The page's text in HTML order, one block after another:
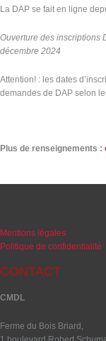
La DAP se fait en ligne
Ouverture des inscriptions
décembre 2024
Attention! : les dates
demandes de DAP selon
Plus de renseignements :
Mentions légales
Politique de confidentialité
CONTACT
CMDL
Ferme du Bois Briard,